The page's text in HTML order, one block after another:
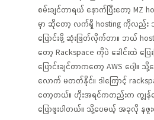
စမ်းချင်တာရယ် နောက်ပြီးတော့ MZ
မှာ ဆိုတော့ လက်ရှိ hosting ကိုလည်း
ပြောင်းဖို့ ဆုံးဖြတ်လိုက်တာ။ ဘယ် host
တော့ Rackspace ကိုပဲ ခေါင်းထဲ ပ
ပြောင်းချင်တာကတော့ AWS ပေါ့
လောက် မတတ်နိုင်။ ဒါကြောင့်
တော့တယ်။ ဟိုးအရင်ကတည်းက ကျွန်တ
ပြောဖူးပါတယ်။ သို့ပေမယ့် အခုလို န